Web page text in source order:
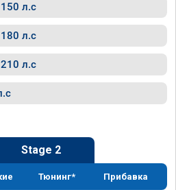
л.с
л.с
л.с
Stage 2
Тюнинг* Прибавка